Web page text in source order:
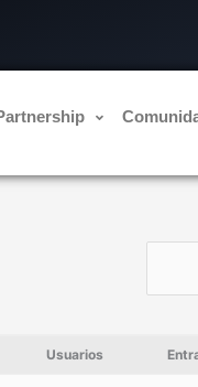
Usuarios